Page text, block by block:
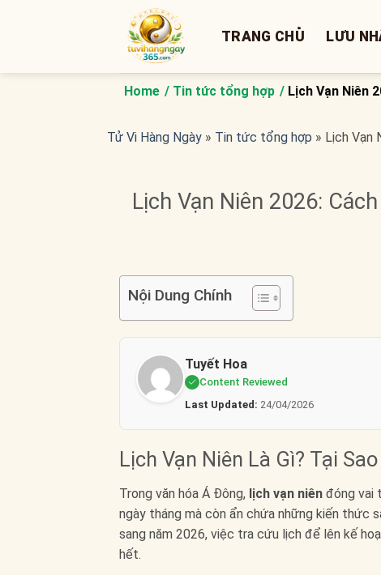
dung
TRANG CHỦ LƯU
Home Tin tức tổng hợp Lịch Vạn Niên
Tử Vi Hàng Ngày » Tin tức tổng hợp » Lịch Vạn
Lịch Vạn Niên 2026:
Nội Dung Chính
Tuyết Hoa
Content Reviewed
Last Updated: 24/04/2026
Lịch Vạn Niên Là Gì? Tại
Trong văn hóa Á Đông, lịch vạn niên đóng vai
ngày tháng mà còn ẩn chứa những kiến thức
sang năm 2026, việc tra cứu lịch để lên kế
hết.